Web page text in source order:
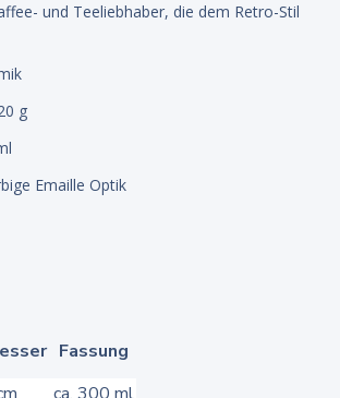
und Teeliebhaber, die dem Retro-Stil
g
Emaille Optik
Fassung